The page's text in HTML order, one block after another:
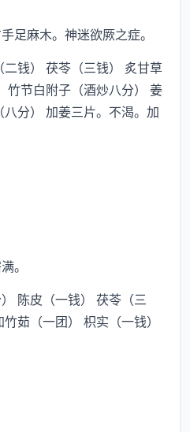
麻木。神迷欲厥之症。
钱） 茯苓（三钱） 炙甘草
竹节白附子（酒炒八分） 姜
分） 加姜三片。不渴。加
。
陈皮（一钱） 茯苓（三
茹（一团） 枳实（一钱）